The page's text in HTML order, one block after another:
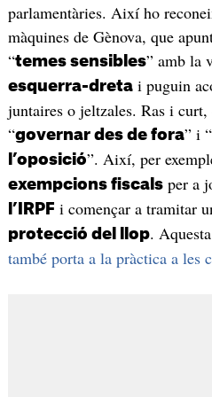
parlamentàries. Així ho
màquines de Gènova, que
“temes sensibles” amb la
esquerra-dretai puguin
juntaires o jeltzales. Ras i curt,
“governar des de fora” i “
l’oposició”. Així, per
exempcions fiscalsper a
l’IRPF i començar a tramitar
protecció del llop.
també porta a la pràctica a les